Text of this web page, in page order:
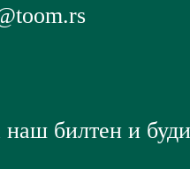
наш билтен и